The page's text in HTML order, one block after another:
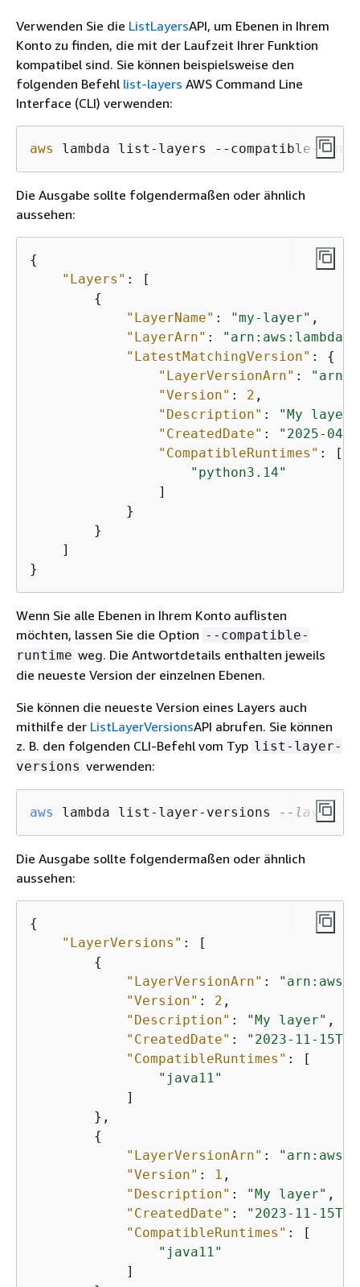
Verwenden Sie die ListLayersAPI, um Ebenen in Ihrem
Konto zu finden, die mit der Laufzeit Ihrer Funktion
kompatibel sind. Sie können beispielsweise den
folgenden Befehl list-layers AWS Command Line
Interface (CLI) verwenden:
aws lambda list-layers --compatible-
Die Ausgabe sollte folgendermaßen oder ähnlich
aussehen:
{
"Layers" : [
{
"LayerName" : "my-layer" ,
"LayerArn" :
"LatestMatchingVersion" : {
"LayerVersionArn" :
"Version" : 2 ,
"Description" : "My layer"
"CreatedDate" :
"2025-04-
"CompatibleRuntimes" : [
"python3.14"
                ]
            }
        }
    ]
}
Wenn Sie alle Ebenen in Ihrem Konto auflisten
möchten, lassen Sie die Option --compatible-
runtime weg. Die Antwortdetails enthalten jeweils
die neueste Version der einzelnen Ebenen.
Sie können die neueste Version eines Layers auch
mithilfe der ListLayerVersionsAPI abrufen. Sie können
z. B. den folgenden CLI-Befehl vom Typ list-layer-
versions verwenden:
aws lambda list-layer-versions --layer-
Die Ausgabe sollte folgendermaßen oder ähnlich
aussehen:
{
"LayerVersions" : [
{
"LayerVersionArn" :
"Version" : 2 ,
"Description" : "My layer" ,
"CreatedDate" :
"2023-11-
"CompatibleRuntimes" : [
"java11"
            ]
        },
{
"LayerVersionArn" :
"Version" : 1 ,
"Description" : "My layer" ,
"CreatedDate" :
"2023-11-
"CompatibleRuntimes" : [
"java11"
            ]